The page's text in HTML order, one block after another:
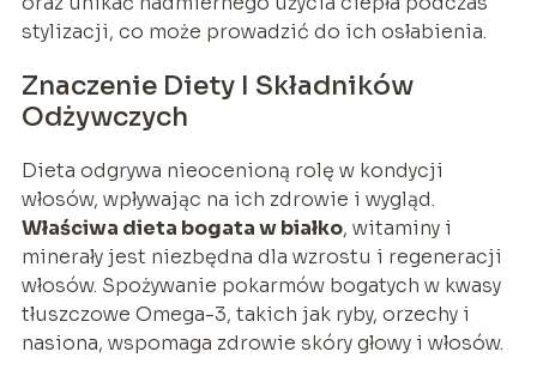
stylizacji, co może prowadzić do ich osłabienia.
Znaczenie Diety I Składników
Odżywczych
Dieta odgrywa nieocenioną rolę w kondycji
włosów, wpływając na ich zdrowie i wygląd.
Właściwa dieta bogata w białko, witaminy i
minerały jest niezbędna dla wzrostu i regeneracji
włosów. Spożywanie pokarmów bogatych w kwasy
tłuszczowe Omega-3, takich jak ryby, orzechy i
nasiona, wspomaga zdrowie skóry głowy i włosów.